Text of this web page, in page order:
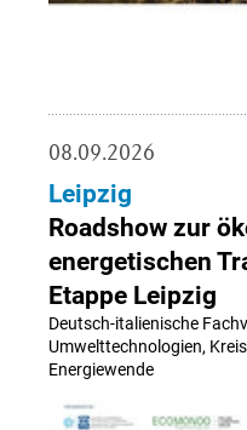
08.09.2026
Leipzig
Roadshow zur
energetischen
Etappe Leipzig
Deutsch-italienische
Umwelttechnologien,
Energiewende